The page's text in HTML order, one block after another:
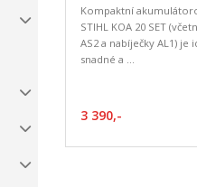
Kompaktní
STIHL KOA 20 SET
AS2 a nabíječky AL1) je
snadné a ...
3 390,-